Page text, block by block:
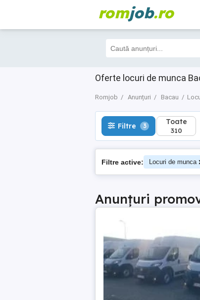
romjob.ro
Oferte locuri de munca
Romjob Anunțuri Bacau
Filtre 3 Toate
310
Filtre 3 Toate
310
Filtre active: Locuri de munca
Anunțuri